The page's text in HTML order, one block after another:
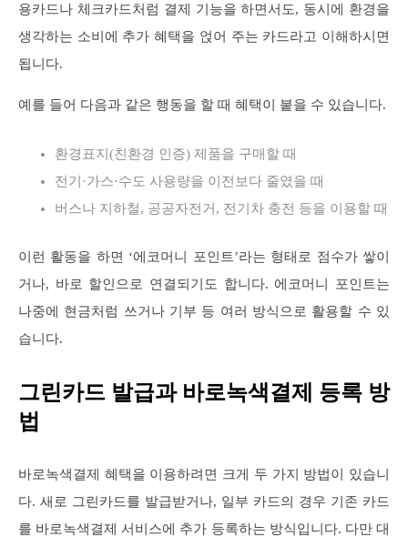
용카드나 체크카드처럼 결제 기능을 하면서도, 동시에 환경을
생각하는 소비에 추가 혜택을 얹어 주는 카드라고 이해하시면
됩니다.
예를 들어 다음과 같은 행동을 할 때 혜택이 붙을 수 있습니다.
환경표지(친환경 인증) 제품을 구매할 때
전기·가스·수도 사용량을 이전보다 줄였을 때
버스나 지하철, 공공자전거, 전기차 충전 등을 이용할 때
이런 활동을 하면 ‘에코머니 포인트’라는 형태로 점수가 쌓이
거나, 바로 할인으로 연결되기도 합니다. 에코머니 포인트는
나중에 현금처럼 쓰거나 기부 등 여러 방식으로 활용할 수 있
습니다.
그린카드 발급과 바로녹색결제 등록 방
법
바로녹색결제 혜택을 이용하려면 크게 두 가지 방법이 있습니
다. 새로 그린카드를 발급받거나, 일부 카드의 경우 기존 카드
를 바로녹색결제 서비스에 추가 등록하는 방식입니다. 다만 대